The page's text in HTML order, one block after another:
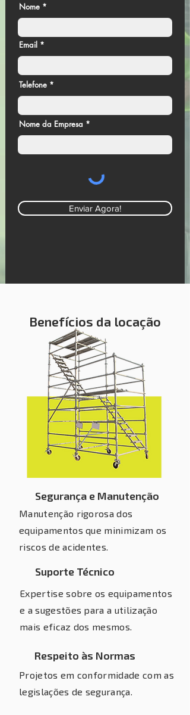
Nome
Email
Telefone
Nome da Empresa
Enviar Agora!
Benefícios da locação
Segurança e Manutenção
Manutenção rigorosa dos
equipamentos que minimizam os
riscos de acidentes.
Suporte Técnico
Expertise sobre os equipamentos
e a sugestões para a utilização
mais eficaz dos mesmos.
Respeito às Normas
Projetos em conformidade com as
legislações de segurança.